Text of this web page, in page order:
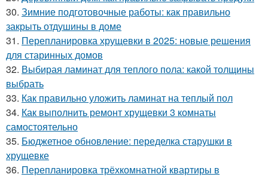
30. Зимние подготовочные работы: как правильно
закрыть отдушины в доме
31. Перепланировка хрущевки в 2025: новые решения
для старинных домов
32. Выбирая ламинат для теплого пола: какой толщины
выбрать
33. Как правильно уложить ламинат на теплый пол
34. Как выполнить ремонт хрущевки 3 комнаты
самостоятельно
35. Бюджетное обновление: переделка старушки в
хрущевке
36. Перепланировка трёхкомнатной квартиры в